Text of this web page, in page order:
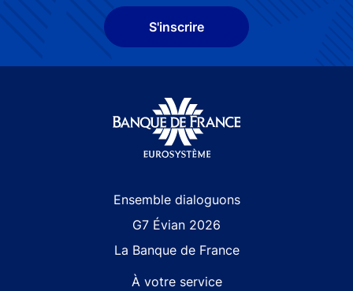
S'inscrire
Ensemble dialoguons
G7 Évian 2026
La Banque de France
À votre service